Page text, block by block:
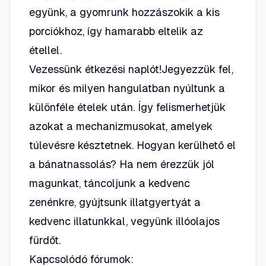
együnk, a gyomrunk hozzászokik a kis
porciókhoz, így hamarabb eltelik az
étellel.
Vezessünk étkezési naplót!Jegyezzük fel,
mikor és milyen hangulatban nyúltunk a
különféle ételek után. Így felismerhetjük
azokat a mechanizmusokat, amelyek
túlevésre késztetnek. Hogyan kerülhető el
a bánatnassolás? Ha nem érezzük jól
magunkat, táncoljunk a kedvenc
zenénkre, gyújtsunk illatgyertyát a
kedvenc illatunkkal, vegyünk illóolajos
fürdőt.
Kapcsolódó fórumok: